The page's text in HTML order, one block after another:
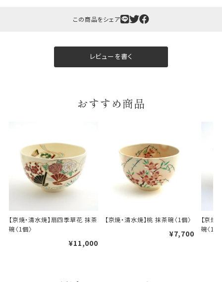
包装紙について
包装紙は2種類あります。
一般的なギフト包装
婚礼や出産などのギフト
包装
のし・包装体裁により、紐（ひも）掛けしない場合が
この商品をシェア
レビューを書く
おすすめ商品
【京焼・清水焼】扇四季草花 抹茶
碗〈1個〉
¥11,000
【京焼・清水焼】桃 抹茶碗〈1個〉
¥7,700
【京焼
碗〈1個